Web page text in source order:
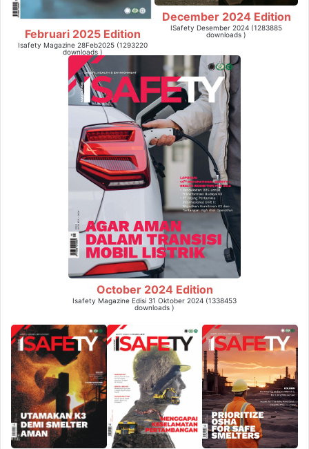
Februari 2025 Edition
Isafety Magazine 28Feb2025 (1293220
downloads )
December 2024 Edition
ISafety Desember 2024 (1283885
downloads )
October 2024 Edition
Isafety Magazine Edisi 31 Oktober 2024 (1338453
downloads )